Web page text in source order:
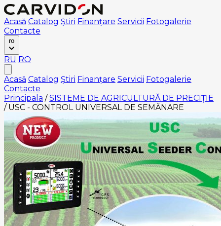
Acasă Catalog Știri Finanțare Servicii Fotogalerie
Contacte
ro
RU RO
Acasă Catalog Știri Finanțare Servicii Fotogalerie
Contacte
Principala / SISTEME DE AGRICULTURĂ DE PRECIȚIE
/ USC - CONTROL UNIVERSAL DE SEMĂNARE